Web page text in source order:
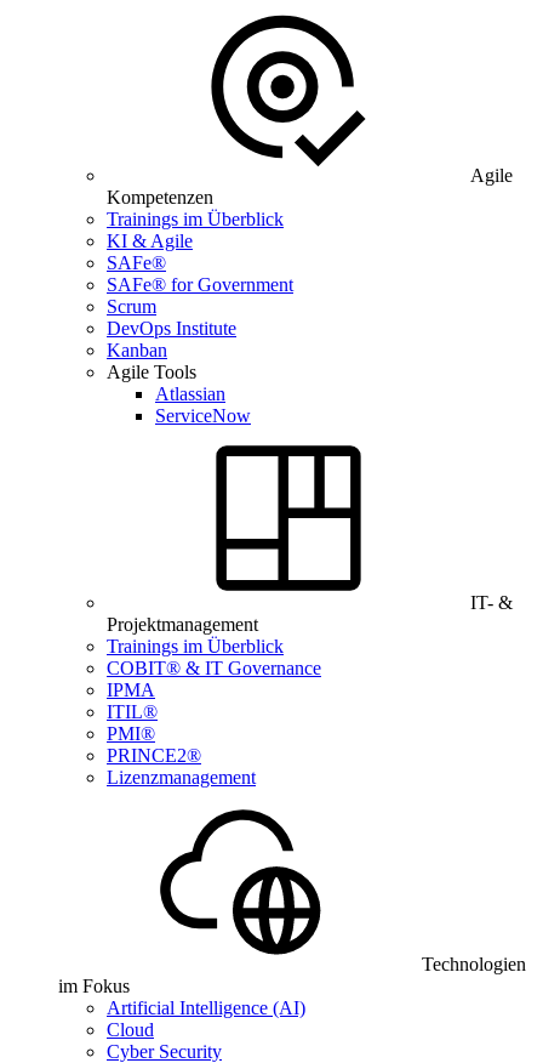
Agile
Kompetenzen
Trainings im Überblick
KI & Agile
SAFe®
SAFe® for Government
Scrum
DevOps Institute
Kanban
Agile Tools
Atlassian
ServiceNow
IT- &
Projektmanagement
Trainings im Überblick
COBIT® & IT Governance
IPMA
ITIL®
PMI®
PRINCE2®
Lizenzmanagement
Technologien
im Fokus
Artificial Intelligence (AI)
Cloud
Cyber Security